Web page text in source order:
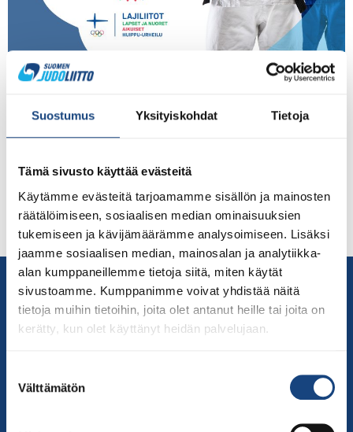
Suostumus Yksityiskohdat Tietoja
Tämä sivusto käyttää evästeitä
Käytämme evästeitä tarjoamamme sisällön ja mainosten
räätälöimiseen, sosiaalisen median ominaisuuksien
tukemiseen ja kävijämäärämme analysoimiseen. Lisäksi
jaamme sosiaalisen median, mainosalan ja analytiikka-
alan kumppaneillemme tietoja siitä, miten käytät
sivustoamme. Kumppanimme voivat yhdistää näitä
tietoja muihin tietoihin, joita olet antanut heille tai joita on
kerätty, kun olet käyttänyt heidän palvelujaan.
valinta
Välttämätön
Espoon Urheilijoiden judojaos on Suomen Judoliiton
uusin lasten ja nuorten Tähtiseura. Lasten ja nuorten
tilaisuudessa maaliskuussa 2022. Ensimmäinen tilaisuus
oli seuran dojolla lasten harjoitusten jälkeen ja toinen
seurakehityspäällikkö Katri Forssell ja Etelä-Suomen
Liikunnasta ja urheilusta Lasten ja nuorten liikunnan
kehittäjä Sari Lähdesmäki. Seurasta oli auditoinneissa
[…]
Yhteystiedot
Suomen Judoliitto
Olympiastadion